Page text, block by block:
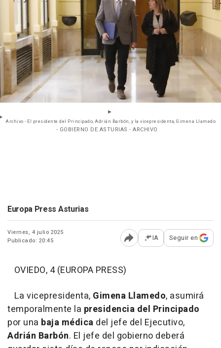
Archivo - El presidente del Principado, Adrián Barbón, y la vicepresidenta, Gimena Llamedo
- GOBIERNO DE ASTURIAS - ARCHIVO
Europa Press Asturias
Viernes, 4 julio 2025
Publicado: 20:45
Abrir opciones para
IA Seguir en
OVIEDO, 4 (EUROPA PRESS)
La vicepresidenta, Gimena Llamedo, asumirá
temporalmente la presidencia del Principado
por una baja médica del jefe del Ejecutivo,
Adrián Barbón. El jefe del gobierno deberá